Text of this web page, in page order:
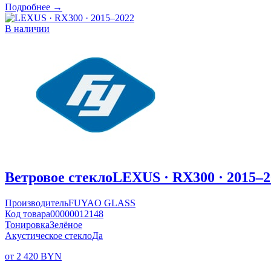
Подробнее →
В наличии
Ветровое стеклоLEXUS · RX300 ·
ПроизводительFUYAO GLASS
Код товара00000012148
ТонировкаЗелёное
Акустическое стеклоДа
от 2 420 BYN